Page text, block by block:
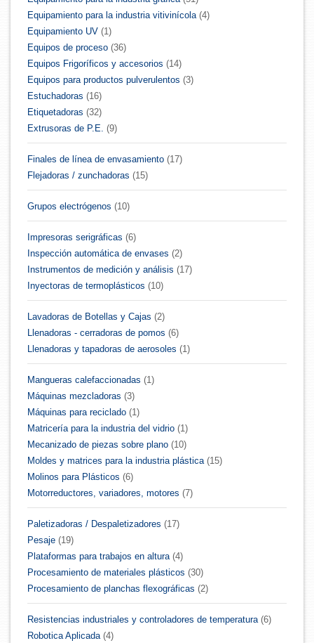
Equipamiento para la industria vitivinícola (4)
Equipamiento UV (1)
Equipos de proceso (36)
Equipos Frigoríficos y accesorios (14)
Equipos para productos pulverulentos (3)
Estuchadoras (16)
Etiquetadoras (32)
Extrusoras de P.E. (9)
Finales de línea de envasamiento (17)
Flejadoras / zunchadoras (15)
Grupos electrógenos (10)
Impresoras serigráficas (6)
Inspección automática de envases (2)
Instrumentos de medición y análisis (17)
Inyectoras de termoplásticos (10)
Lavadoras de Botellas y Cajas (2)
Llenadoras - cerradoras de pomos (6)
Llenadoras y tapadoras de aerosoles (1)
Mangueras calefaccionadas (1)
Máquinas mezcladoras (3)
Máquinas para reciclado (1)
Matricería para la industria del vidrio (1)
Mecanizado de piezas sobre plano (10)
Moldes y matrices para la industria plástica (15)
Molinos para Plásticos (6)
Motorreductores, variadores, motores (7)
Paletizadoras / Despaletizadores (17)
Pesaje (19)
Plataformas para trabajos en altura (4)
Procesamiento de materiales plásticos (30)
Procesamiento de planchas flexográficas (2)
Resistencias industriales y controladores de temperatura (6)
Robotica Aplicada (4)